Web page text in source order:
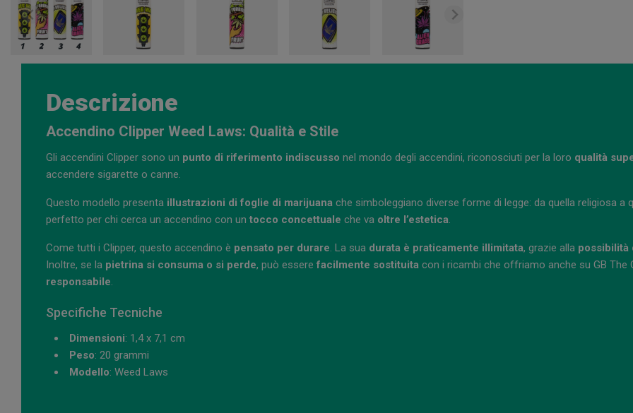
Descrizione
Accendino Clipper Weed Laws: Qualità e Stile
Gli accendini Clipper sono un punto di riferimento indiscusso nel mondo degli accendini, riconosciuti per la loro qualità
accendere sigarette o canne.
Questo modello presenta illustrazioni di foglie di marijuana che simboleggiano diverse forme di legge: da quella religiosa a
perfetto per chi cerca un accendino con un tocco concettuale che va oltre l’estetica.
Come tutti i Clipper, questo accendino è pensato per durare. La sua durata è praticamente illimitata, grazie alla possibilità
Inoltre, se la pietrina si consuma o si perde, può esserefacilmente sostituita con i ricambi che offriamo anche su GB The
responsabile.
Specifiche Tecniche
Dimensioni: 1,4 x 7,1 cm
Peso: 20 grammi
Modello: Weed Laws